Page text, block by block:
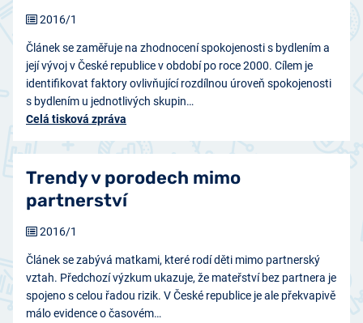
Článek se zaměřuje na zhodnocení spokojenosti s bydlením a
její vývoj v České republice v období po roce 2000. Cílem je
identifikovat faktory ovlivňující rozdílnou úroveň spokojenosti
s bydlením u jednotlivých skupin…
Celá tisková zpráva
2016/1
Trendy v porodech mimo
partnerství
Článek se zabývá matkami, které rodí děti mimo partnerský
vztah. Předchozí výzkum ukazuje, že mateřství bez partnera je
spojeno s celou řadou rizik. V České republice je ale překvapivě
málo evidence o časovém…
2016/1